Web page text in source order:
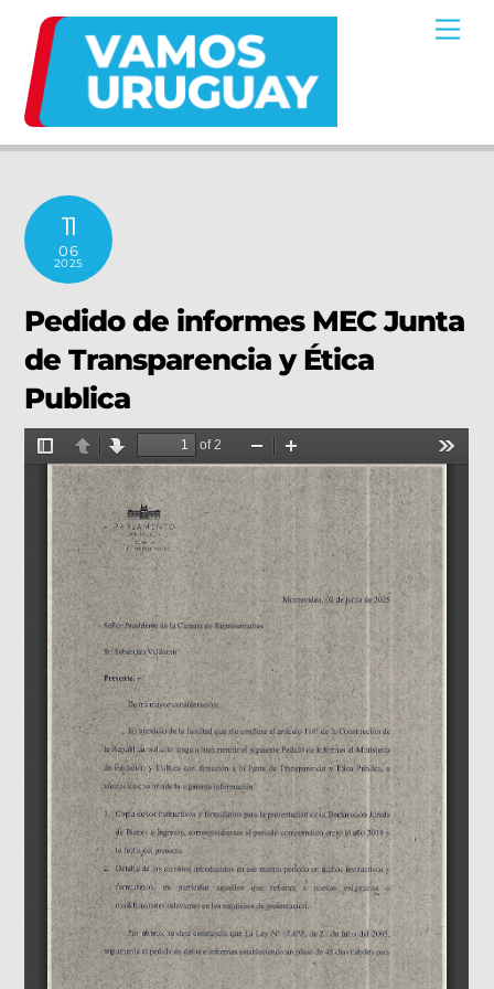
content
11
06
2025
Pedido de informes MEC Junta
de Transparencia y Ética
Publica